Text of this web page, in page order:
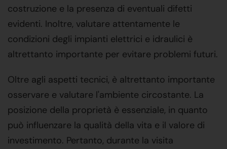
costruzione e la presenza di eventuali difetti
evidenti. Inoltre, valutare attentamente le
condizioni degli impianti elettrici e idraulici è
altrettanto importante per evitare problemi futuri.
Oltre agli aspetti tecnici, è altrettanto importante
osservare e valutare l'ambiente circostante. La
posizione della proprietà è essenziale, in quanto
può influenzare la qualità della vita e il valore di
investimento. Pertanto, durante la visita